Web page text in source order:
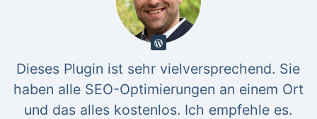
Dieses Plugin ist sehr vielversprechend. Sie
haben alle SEO-Optimierungen an einem Ort
und das alles kostenlos. Ich empfehle es.